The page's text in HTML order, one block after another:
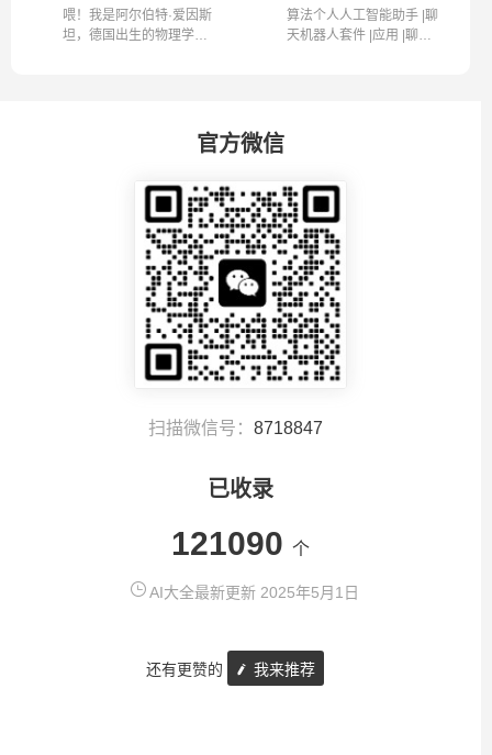
喂！我是阿尔伯特·爱因斯
坦，德国出生的物理学
算法个人人工智能助手 |聊
天机器人套件 |应用 |聊天
官方微信
扫描微信号： 8718847
已收录
121090 个
AI大全最新更新 2025年5月1日
还有更赞的 我来推荐